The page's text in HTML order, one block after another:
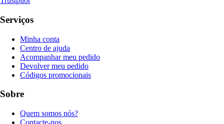
Serviços
Minha conta
Centro de ajuda
Acompanhar meu pedido
Devolver meu pedido
Códigos promocionais
Sobre
Quem somos nós?